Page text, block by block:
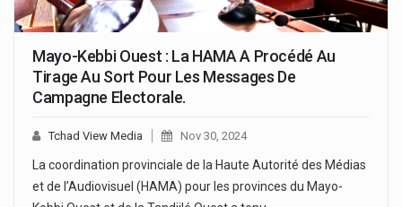
Mayo-Kebbi Ouest : La HAMA A Procédé Au
Tirage Au Sort Pour Les Messages De
Campagne Electorale.
Tchad View Media Nov 30, 2024
La coordination provinciale de la Haute Autorité des Médias
et de l’Audiovisuel (HAMA) pour les provinces du Mayo-